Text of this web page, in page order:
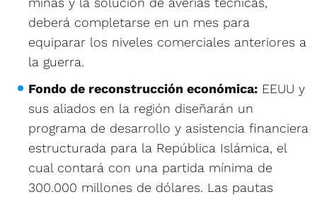
deberá completarse en un mes para
equiparar los niveles comerciales anteriores a
la guerra.
Fondo de reconstrucción económica: EEUU y
sus aliados en la región diseñarán un
programa de desarrollo y asistencia financiera
estructurada para la República Islámica, el
cual contará con una partida mínima de
300.000 millones de dólares. Las pautas